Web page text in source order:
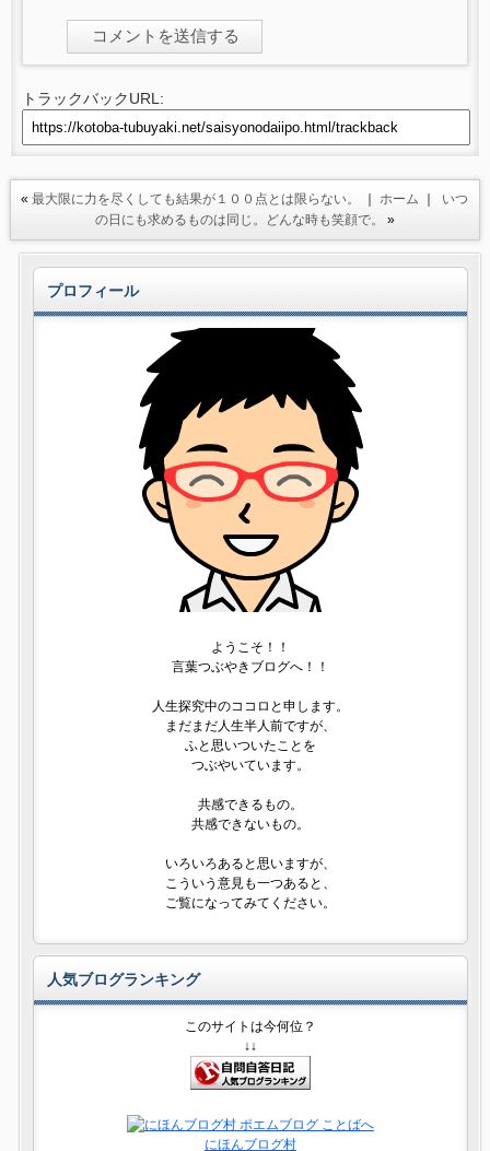
トラックバックURL:
«最大限に力を尽くしても結果が１００点とは限らない。 ｜ ホーム ｜ いつ
の日にも求めるものは同じ。どんな時も笑顔で。
»
プロフィール
ようこそ！！
言葉つぶやきブログへ！！
人生探究中のココロと申します。
まだまだ人生半人前ですが、
ふと思いついたことを
つぶやいています。
共感できるもの。
共感できないもの。
いろいろあると思いますが、
こういう意見も一つあると、
ご覧になってみてください。
人気ブログランキング
このサイトは今何位？
↓↓
にほんブログ村